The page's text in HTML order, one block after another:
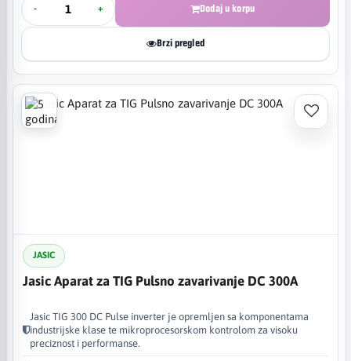
- + Dodaj u korpu
Brzi pregled
JASIC
Jasic Aparat za TIG Pulsno zavarivanje DC 300A
Jasic TIG 300 DC Pulse inverter je opremljen sa komponentama
industrijske klase te mikroprocesorskom kontrolom za visoku
preciznost i performanse.